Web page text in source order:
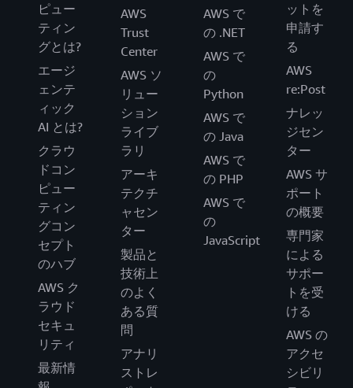
ピュー
ティン
グとは?
エージ
ェンテ
ィック
AI とは?
クラウ
ドコン
ピュー
ティン
グコン
セプト
のハブ
AWS ク
ラウド
セキュ
リティ
最新情
AWS
Trust
Center
AWS ソ
リュー
ション
ライブ
ラリ
アーキ
テクチ
ャセン
ター
製品と
技術上
のよく
ある質
問
アナリ
ストレ
AWS で
の .NET
AWS で
の
Python
AWS で
の Java
AWS で
の PHP
AWS で
の
JavaScript
ットを
申請す
る
AWS
re:Post
ナレッ
ジセン
ター
AWS サ
ポート
の概要
専門家
による
サポー
トを受
ける
AWS の
アクセ
シビリ